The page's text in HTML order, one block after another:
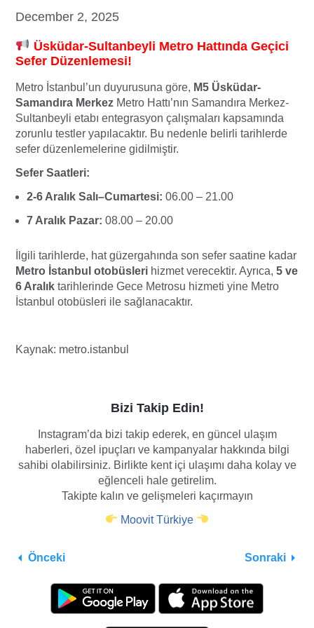
December 2, 2025
Üsküdar-Sultanbeyli Metro Hattında Geçici
Sefer Düzenlemesi!
Metro İstanbul’un duyurusuna göre, M5 Üsküdar-
Samandıra Merkez Metro Hattı’nın Samandıra Merkez-
Sultanbeyli etabı entegrasyon çalışmaları kapsamında
zorunlu testler yapılacaktır. Bu nedenle belirli tarihlerde
sefer düzenlemelerine gidilmiştir.
Sefer Saatleri:
2-6 Aralık Salı–Cumartesi: 06.00 – 21.00
7 Aralık Pazar: 08.00 – 20.00
İlgili tarihlerde, hat güzergahında son sefer saatine kadar
Metro İstanbul otobüsleri hizmet verecektir. Ayrıca, 5 ve
6 Aralık tarihlerinde Gece Metrosu hizmeti yine Metro
İstanbul otobüsleri ile sağlanacaktır.
Kaynak: metro.istanbul
Bizi Takip Edin!
Instagram’da bizi takip ederek, en güncel ulaşım
haberleri, özel ipuçları ve kampanyalar hakkında bilgi
sahibi olabilirsiniz. Birlikte kent içi ulaşımı daha kolay ve
eğlenceli hale getirelim.
Takipte kalın ve gelişmeleri kaçırmayın
Moovit Türkiye
Önceki Sonraki